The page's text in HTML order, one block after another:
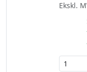
Ekskl.